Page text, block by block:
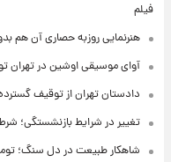
فیلم
هنرنمایی روزبه حصاری آن هم
آوای موسیقی اوشین در تهران
دادستان تهران از توقیف
تغییر در شرایط بازنشستگی؛
شاهکار طبیعت در دل سنگ؛